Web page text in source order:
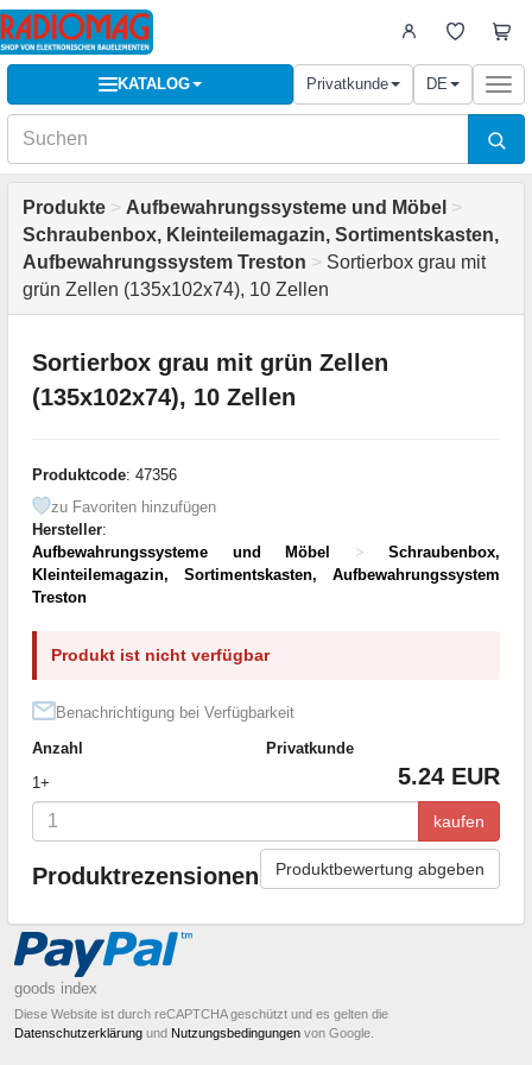
KATALOG Privatkunde DE
Produkte > Aufbewahrungssysteme und Möbel >
Schraubenbox, Kleinteilemagazin, Sortimentskasten,
Aufbewahrungssystem Treston > Sortierbox grau mit
grün Zellen (135x102x74), 10 Zellen
Sortierbox grau mit grün Zellen
(135x102x74), 10 Zellen
Produktcode: 47356
zu Favoriten hinzufügen
Hersteller:
Aufbewahrungssysteme und Möbel
>
Schraubenbox,
Kleinteilemagazin, Sortimentskasten, Aufbewahrungssystem
Treston
Produkt ist nicht verfügbar
Benachrichtigung bei Verfügbarkeit
Anzahl
Privatkunde
1+
5.24 EUR
kaufen
Produktrezensionen Produktbewertung abgeben
goods index
Diese Website ist durch reCAPTCHA geschützt und es gelten die
Datenschutzerklärung und Nutzungsbedingungen von Google.